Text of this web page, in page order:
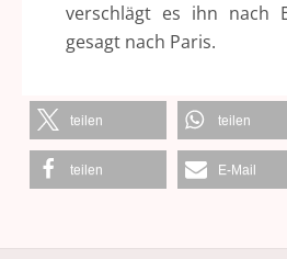
verschlägt es ihn nach
gesagt nach Paris.
teilen teilen
teilen E-Mail